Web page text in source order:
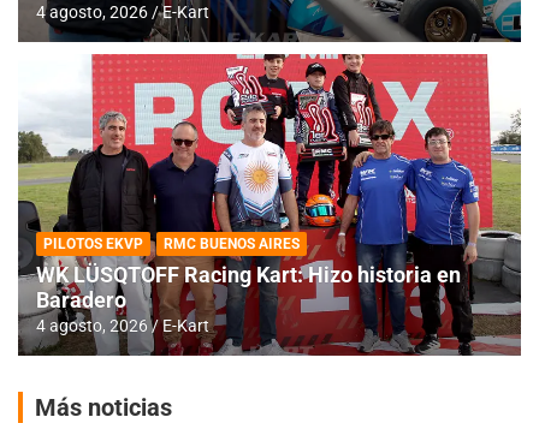
4 agosto, 2026 E-Kart
PILOTOS EKVP RMC BUENOS AIRES
WK LÜSQTOFF Racing Kart: Hizo historia en
Baradero
4 agosto, 2026 E-Kart
Más noticias